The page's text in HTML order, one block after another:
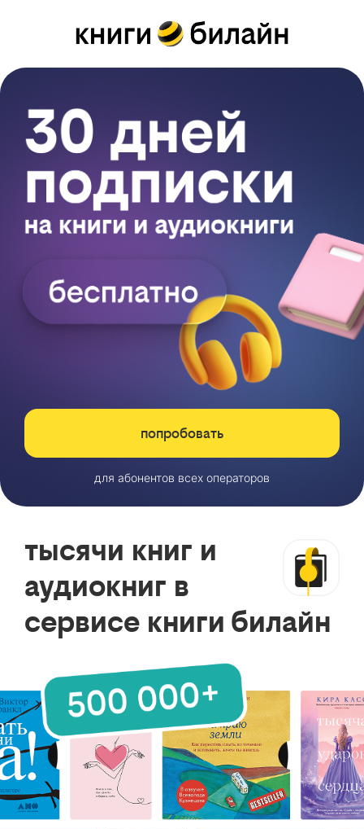
попробовать
для абонентов всех операторов
тысячи книг и
аудиокниг в
сервисе книги билайн